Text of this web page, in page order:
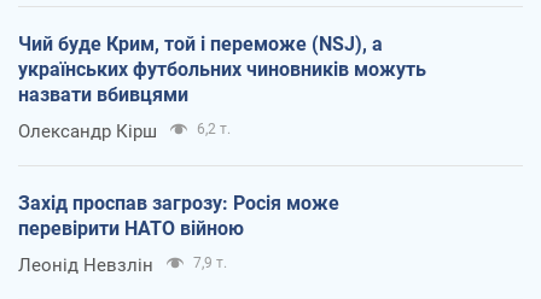
Чий буде Крим, той і переможе (NSJ), а
українських футбольних чиновників можуть
назвати вбивцями
Олександр Кірш 6,2 т.
Захід проспав загрозу: Росія може
перевірити НАТО війною
Леонід Невзлін 7,9 т.